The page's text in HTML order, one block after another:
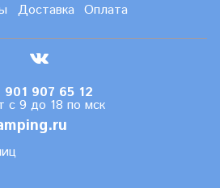
Доставка Оплата
901 907 65 12
с 9 до 18 по мск